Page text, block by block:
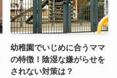
幼稚園でいじめに合うママ
の特徴！陰湿な嫌がらせを
されない対策は？